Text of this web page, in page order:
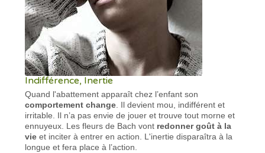
Indifférence, Inertie
Quand l'abattement apparaît chez l’enfant son
comportement change . Il devient mou, indifférent et
irritable. Il n’a pas envie de jouer et trouve tout morne et
ennuyeux. Les fleurs de Bach vont redonner goût à la
vie et inciter à entrer en action. L'inertie disparaîtra à la
longue et fera place à l’action.